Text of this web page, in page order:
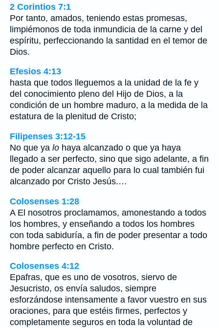
2 Corintios 7:1
Por tanto, amados, teniendo estas promesas,
limpiémonos de toda inmundicia de la carne y del
espíritu, perfeccionando la santidad en el temor de
Dios.
Efesios 4:13
hasta que todos lleguemos a la unidad de la fe y
del conocimiento pleno del Hijo de Dios, a la
condición de un hombre maduro, a la medida de la
estatura de la plenitud de Cristo;
Filipenses 3:12-15
No que ya lo haya alcanzado o que ya haya
llegado a ser perfecto, sino que sigo adelante, a fin
de poder alcanzar aquello para lo cual también fui
alcanzado por Cristo Jesús.…
Colosenses 1:28
A El nosotros proclamamos, amonestando a todos
los hombres, y enseñando a todos los hombres
con toda sabiduría, a fin de poder presentar a todo
hombre perfecto en Cristo.
Colosenses 4:12
Epafras, que es uno de vosotros, siervo de
Jesucristo, os envía saludos, siempre
esforzándose intensamente a favor vuestro en sus
oraciones, para que estéis firmes, perfectos y
completamente seguros en toda la voluntad de